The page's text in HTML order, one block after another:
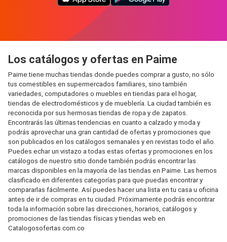
Los catálogos y ofertas en Paime
Paime tiene muchas tiendas donde puedes comprar a gusto, no sólo
tus comestibles en supermercados familiares, sino también
variedades, computadores o muebles en tiendas para el hogar,
tiendas de electrodomésticos y de mueblería. La ciudad también es
reconocida por sus hermosas tiendas de ropa y de zapatos.
Encontrarás las últimas tendencias en cuanto a calzado y moda y
podrás aprovechar una gran cantidad de ofertas y promociones que
son publicados en los catálogos semanales y en revistas todo el año.
Puedes echar un vistazo a todas estas ofertas y promociones en los
catálogos de nuestro sitio donde también podrás encontrar las
marcas disponibles en la mayoría de las tiendas en Paime. Las hemos
clasificado en diferentes categorías para que puedas encontrar y
compararlas fácilmente. Así puedes hacer una lista en tu casa u oficina
antes de ir de compras en tu ciudad. Próximamente podrás encontrar
toda la información sobre las direcciones, horarios, catálogos y
promociones de las tiendas físicas y tiendas web en
Catalogosofertas.com.co